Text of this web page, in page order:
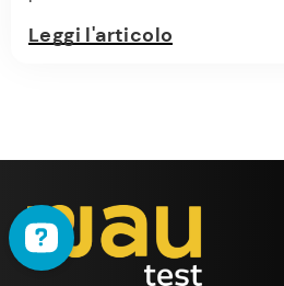
Leggi l'articolo